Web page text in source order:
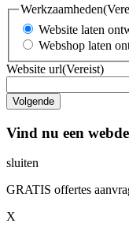
Werkzaamheden
Website laten
Webshop laten
Website url(Vereist)
Vind nu een
sluiten
GRATIS offertes
X